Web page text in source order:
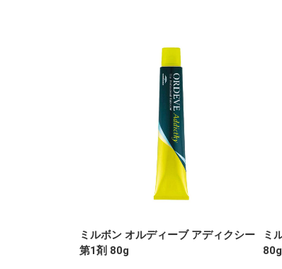
ミルボン オルディーブ アディクシー
第1剤 80g
ミ
80g